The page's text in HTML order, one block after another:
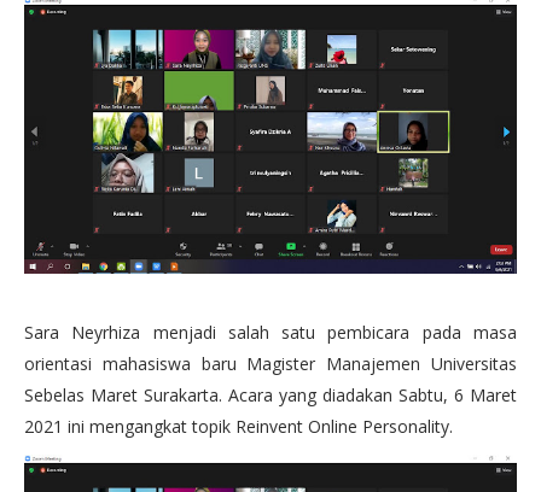
Sara Neyrhiza menjadi salah satu pembicara pada masa
orientasi mahasiswa baru Magister Manajemen Universitas
Sebelas Maret Surakarta. Acara yang diadakan Sabtu, 6 Maret
2021 ini mengangkat topik Reinvent Online Personality.